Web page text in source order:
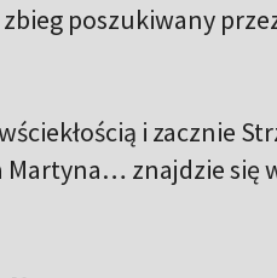
poszukiwany
i zacznie
Martyna… znajdzie się